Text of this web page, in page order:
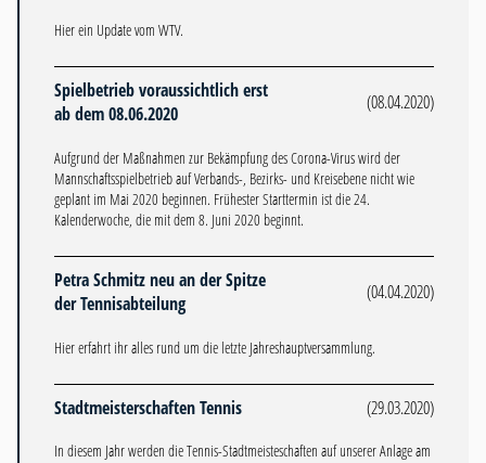
Hier ein Update vom WTV.
Spielbetrieb voraussichtlich erst
ab dem 08.06.2020
(08.04.2020)
Aufgrund der Maßnahmen zur Bekämpfung des Corona-Virus wird der
Mannschaftsspielbetrieb auf Verbands-, Bezirks- und Kreisebene nicht wie
geplant im Mai 2020 beginnen. Frühester Starttermin ist die 24.
Kalenderwoche, die mit dem 8. Juni 2020 beginnt.
Petra Schmitz neu an der Spitze
der Tennisabteilung
(04.04.2020)
Hier erfahrt ihr alles rund um die letzte Jahreshauptversammlung.
Stadtmeisterschaften Tennis (29.03.2020)
In diesem Jahr werden die Tennis-Stadtmeisteschaften auf unserer Anlage am